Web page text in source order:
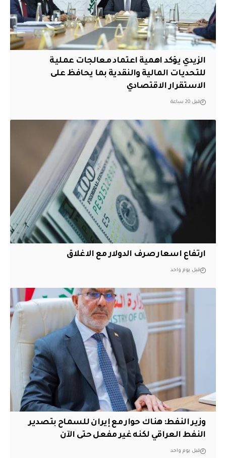
الزيدي يؤكد اهمية اعتماد معالجات عملية
للتحديات المالية والنقدية بما يحافظ على
الاستقرار الاقتصادي
قبل 20 ساعة
ارتفاع اسعار صرف الدولار مع الاغلاق
قبل يوم واحد
وزير النفط: هناك حوار مع إيران للسماح بتصدير
النفط العراقي لكنه غير مفعل حتى الآن
قبل يوم واحد